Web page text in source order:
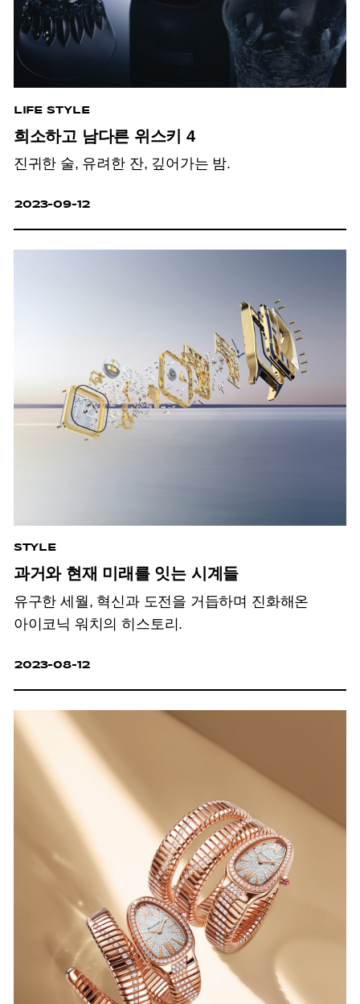
LIFE STYLE
희소하고 남다른 위스키 4
진귀한 술, 유려한 잔, 깊어가는 밤.
2023-09-12
STYLE
과거와 현재 미래를 잇는 시계들
유구한 세월, 혁신과 도전을 거듭하며 진화해온
아이코닉 워치의 히스토리.
2023-08-12